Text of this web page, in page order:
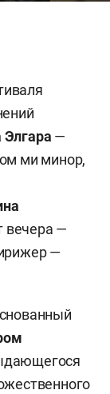
—
ми минор,
—
—